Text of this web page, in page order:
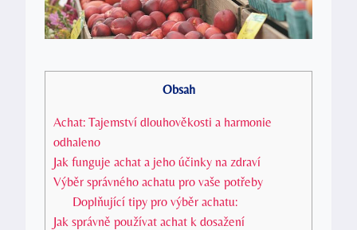
Obsah
Achat: Tajemství dlouhověkosti a harmonie
odhaleno
Jak funguje achat a jeho účinky na zdraví
Výběr správného achatu pro vaše potřeby
Doplňující tipy pro výběr achatu:
Jak správně používat achat k dosažení